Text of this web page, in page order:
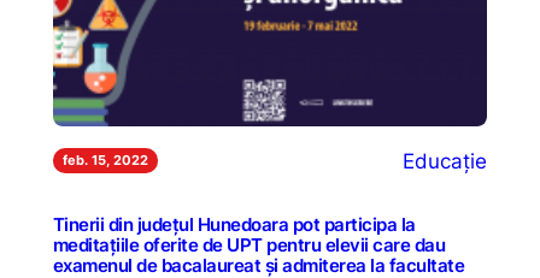
feb. 15, 2022 Educație
Tinerii din județul Hunedoara pot participa la
meditațiile oferite de UPT pentru elevii care dau
examenul de bacalaureat și admiterea la facultate